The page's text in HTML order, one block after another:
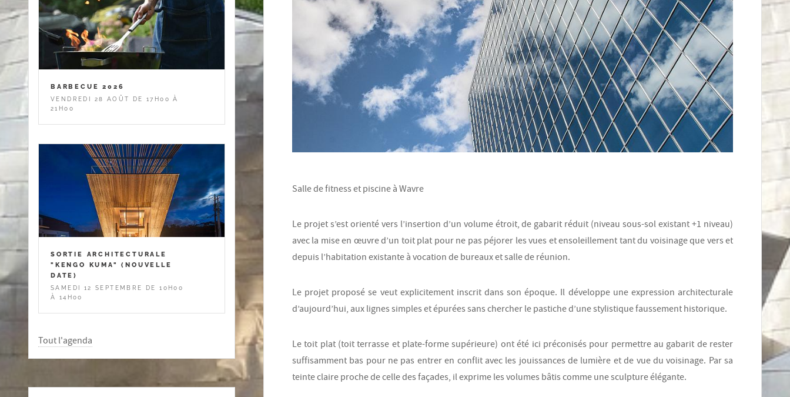
Salle de fitness et piscine à Wavre
Le projet s’est orienté vers l’insertion d’un volume étroit, de gabarit réduit (niveau sous-sol existant +1 niveau)
avec la mise en œuvre d’un toit plat pour ne pas péjorer les vues et ensoleillement tant du voisinage que vers et
depuis l’habitation existante à vocation de bureaux et salle de réunion.
Le projet proposé se veut explicitement inscrit dans son époque. Il développe une expression architecturale
d’aujourd’hui, aux lignes simples et épurées sans chercher le pastiche d’une stylistique faussement historique.
Le toit plat (toit terrasse et plate-forme supérieure) ont été ici préconisés pour permettre au gabarit de rester
suffisamment bas pour ne pas entrer en conflit avec les jouissances de lumière et de vue du voisinage. Par sa
teinte claire proche de celle des façades, il exprime les volumes bâtis comme une sculpture élégante.
BARBECUE 2026
VENDREDI 28 AOÛT DE 17H00 À
21H00
SORTIE ARCHITECTURALE
"KENGO KUMA" (NOUVELLE
DATE)
SAMEDI 12 SEPTEMBRE DE 10H00
À 14H00
Tout l'agenda